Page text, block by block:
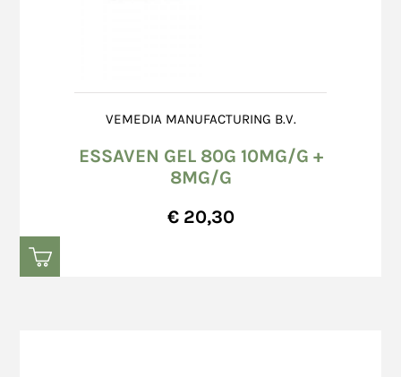
VEMEDIA MANUFACTURING B.V.
ESSAVEN GEL 80G 10MG/G +
8MG/G
€ 20,30